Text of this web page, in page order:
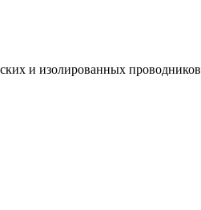
и изолированных проводников